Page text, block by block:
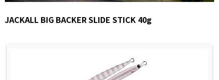
JACKALL BIG BACKER SLIDE STICK 40g